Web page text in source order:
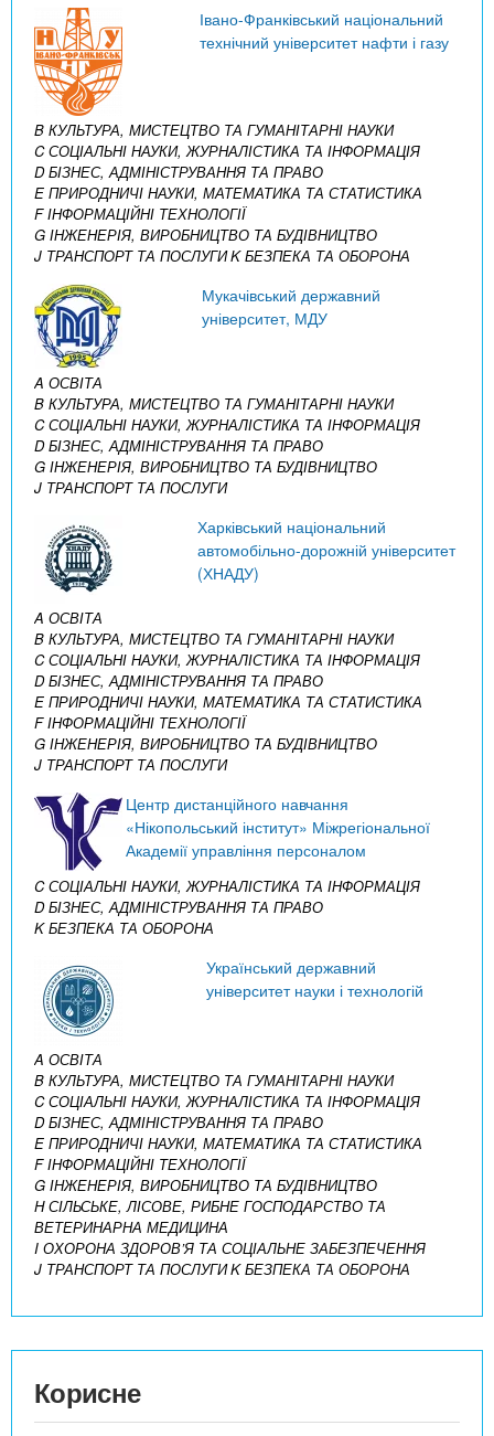
Івано-Франківський національний
технічний університет нафти і газу
B КУЛЬТУРА, МИСТЕЦТВО ТА ГУМАНІТАРНІ НАУКИ
C СОЦІАЛЬНІ НАУКИ, ЖУРНАЛІСТИКА ТА ІНФОРМАЦІЯ
D БІЗНЕС, АДМІНІСТРУВАННЯ ТА ПРАВО
E ПРИРОДНИЧІ НАУКИ, МАТЕМАТИКА ТА СТАТИСТИКА
F ІНФОРМАЦІЙНІ ТЕХНОЛОГІЇ
G ІНЖЕНЕРІЯ, ВИРОБНИЦТВО ТА БУДІВНИЦТВО
J ТРАНСПОРТ ТА ПОСЛУГИK БЕЗПЕКА ТА ОБОРОНА
Мукачівський державний
університет, МДУ
A ОСВІТА
B КУЛЬТУРА, МИСТЕЦТВО ТА ГУМАНІТАРНІ НАУКИ
C СОЦІАЛЬНІ НАУКИ, ЖУРНАЛІСТИКА ТА ІНФОРМАЦІЯ
D БІЗНЕС, АДМІНІСТРУВАННЯ ТА ПРАВО
G ІНЖЕНЕРІЯ, ВИРОБНИЦТВО ТА БУДІВНИЦТВО
J ТРАНСПОРТ ТА ПОСЛУГИ
Харківський національний
автомобільно-дорожній університет
(ХНАДУ)
A ОСВІТА
B КУЛЬТУРА, МИСТЕЦТВО ТА ГУМАНІТАРНІ НАУКИ
C СОЦІАЛЬНІ НАУКИ, ЖУРНАЛІСТИКА ТА ІНФОРМАЦІЯ
D БІЗНЕС, АДМІНІСТРУВАННЯ ТА ПРАВО
E ПРИРОДНИЧІ НАУКИ, МАТЕМАТИКА ТА СТАТИСТИКА
F ІНФОРМАЦІЙНІ ТЕХНОЛОГІЇ
G ІНЖЕНЕРІЯ, ВИРОБНИЦТВО ТА БУДІВНИЦТВО
J ТРАНСПОРТ ТА ПОСЛУГИ
Центр дистанційного навчання
«Нікопольський інститут» Міжрегіональної
Академії управління персоналом
C СОЦІАЛЬНІ НАУКИ, ЖУРНАЛІСТИКА ТА ІНФОРМАЦІЯ
D БІЗНЕС, АДМІНІСТРУВАННЯ ТА ПРАВО
K БЕЗПЕКА ТА ОБОРОНА
Український державний
університет науки і технологій
A ОСВІТА
B КУЛЬТУРА, МИСТЕЦТВО ТА ГУМАНІТАРНІ НАУКИ
C СОЦІАЛЬНІ НАУКИ, ЖУРНАЛІСТИКА ТА ІНФОРМАЦІЯ
D БІЗНЕС, АДМІНІСТРУВАННЯ ТА ПРАВО
E ПРИРОДНИЧІ НАУКИ, МАТЕМАТИКА ТА СТАТИСТИКА
F ІНФОРМАЦІЙНІ ТЕХНОЛОГІЇ
G ІНЖЕНЕРІЯ, ВИРОБНИЦТВО ТА БУДІВНИЦТВО
H СІЛЬСЬКЕ, ЛІСОВЕ, РИБНЕ ГОСПОДАРСТВО ТА
ВЕТЕРИНАРНА МЕДИЦИНА
I ОХОРОНА ЗДОРОВ’Я ТА СОЦІАЛЬНЕ ЗАБЕЗПЕЧЕННЯ
J ТРАНСПОРТ ТА ПОСЛУГИK БЕЗПЕКА ТА ОБОРОНА
Корисне